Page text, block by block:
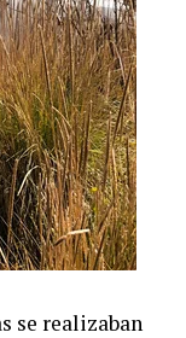
se realizaban